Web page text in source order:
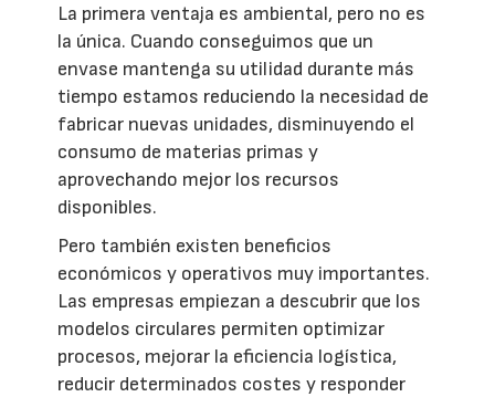
La primera ventaja es ambiental, pero no es
la única. Cuando conseguimos que un
envase mantenga su utilidad durante más
tiempo estamos reduciendo la necesidad de
fabricar nuevas unidades, disminuyendo el
consumo de materias primas y
aprovechando mejor los recursos
disponibles.
Pero también existen beneficios
económicos y operativos muy importantes.
Las empresas empiezan a descubrir que los
modelos circulares permiten optimizar
procesos, mejorar la eficiencia logística,
reducir determinados costes y responder